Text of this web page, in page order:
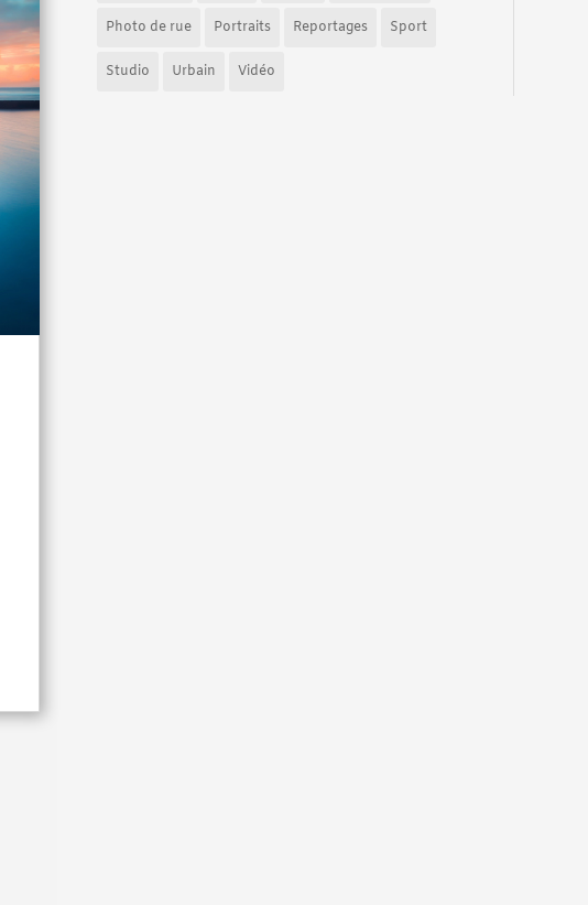
Photo de rue Portraits Reportages Sport
Studio Urbain Vidéo